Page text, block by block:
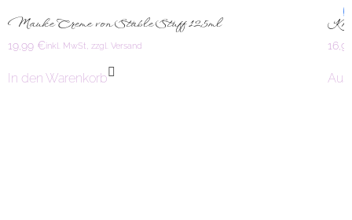
Mauke Creme von Stable Stuff 125ml
19,99 €inkl. MwSt, zzgl. Versand
In den Warenkorb